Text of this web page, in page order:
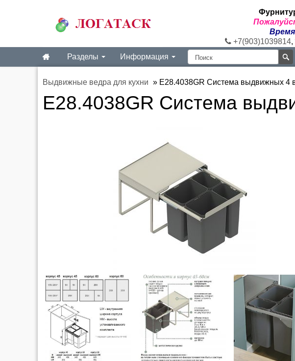
+7(903)1039814,
Разделы
Информация
Выдвижные ведра для кухни » E28.4038GR Система выдвижных 4
E28.4038GR Система